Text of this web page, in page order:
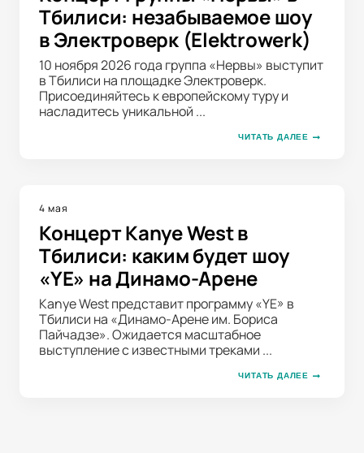
Тбилиси: незабываемое шоу
в Электроверк (Elektrowerk)
10 ноября 2026 года группа «Нервы» выступит
в Тбилиси на площадке Электроверк.
Присоединяйтесь к европейскому туру и
насладитесь уникальной ...
ЧИТАТЬ ДАЛЕЕ
4 мая
Концерт Kanye West в
Тбилиси: каким будет шоу
«YE» на Динамо-Арене
Kanye West представит программу «YE» в
Тбилиси на «Динамо-Арене им. Бориса
Пайчадзе». Ожидается масштабное
выступление с известными треками ...
ЧИТАТЬ ДАЛЕЕ